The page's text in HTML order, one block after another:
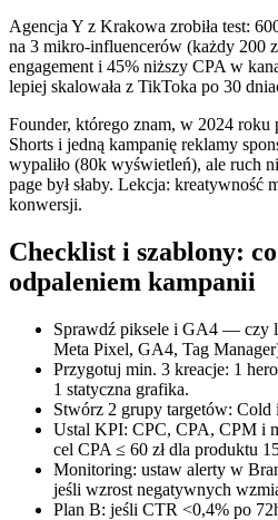
Agencja Y z Krakowa zrobiła test:
na 3 mikro‑influencerów (każdy 200
engagement i 45% niższy CPA w
lepiej skalowała z TikToka po 30
Founder, którego znam, w 2024 roku
Shorts i jedną kampanię reklamy
wypaliło (80k wyświetleń), ale ruch
page był słaby. Lekcja: kreatywność
konwersji.
Checklist i szablony:
odpaleniem kampanii
Sprawdź piksele i GA4 — czy
Meta Pixel, GA4, Tag
Przygotuj min. 3 kreacje: 1
1 statyczna grafika.
Stwórz 2 grupy targetów: Cold
Ustal KPI: CPC, CPA, CPM i
cel CPA ≤ 60 zł dla produktu
Monitoring: ustaw alerty w
jeśli wzrost negatywnych
Plan B: jeśli CTR <0,4% po